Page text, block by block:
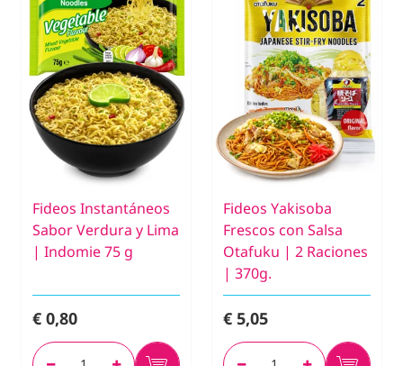
Fideos Instantáneos
Sabor Verdura y Lima
| Indomie 75 g
€ 0,80
Fideos Yakisoba
Frescos con Salsa
Otafuku | 2 Raciones
| 370g.
€ 5,05